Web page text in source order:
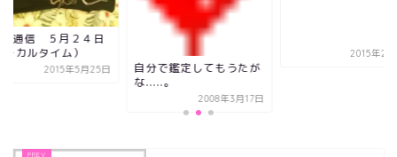
通信 ５月２４日
カルタイム）
2015年5月25日
自分で鑑定してもうたが
な.....。
2008年3月17日
2015年2